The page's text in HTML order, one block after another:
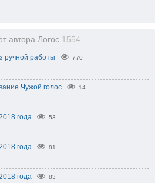
автора Логос 1554
ручной работы 770
Чужой голос 14
года 53
года 81
года 83